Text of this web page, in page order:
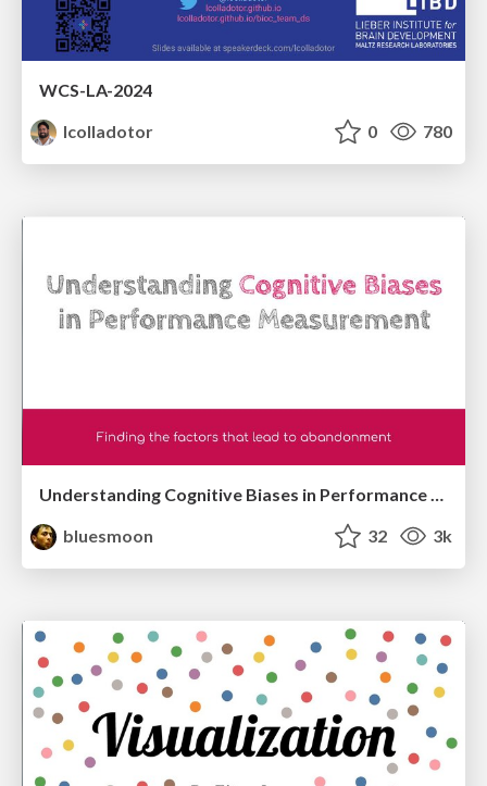
WCS-LA-2024
lcolladotor
0 780
Understanding Cognitive Biases in Performance Measurement
bluesmoon
32 3k